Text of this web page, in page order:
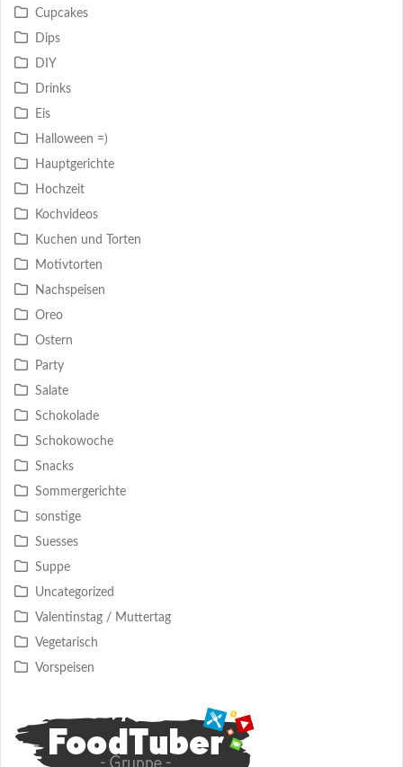
Cupcakes
Dips
DIY
Drinks
Eis
Halloween =)
Hauptgerichte
Hochzeit
Kochvideos
Kuchen und Torten
Motivtorten
Nachspeisen
Oreo
Ostern
Party
Salate
Schokolade
Schokowoche
Snacks
Sommergerichte
sonstige
Suesses
Suppe
Uncategorized
Valentinstag / Muttertag
Vegetarisch
Vorspeisen